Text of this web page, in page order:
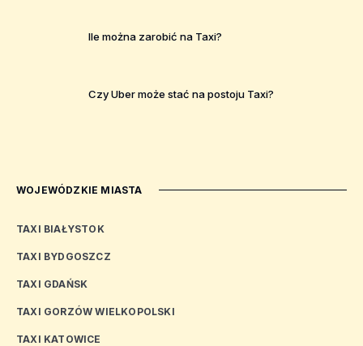
Ile można zarobić na Taxi?
Czy Uber może stać na postoju Taxi?
WOJEWÓDZKIE MIASTA
TAXI BIAŁYSTOK
TAXI BYDGOSZCZ
TAXI GDAŃSK
TAXI GORZÓW WIELKOPOLSKI
TAXI KATOWICE